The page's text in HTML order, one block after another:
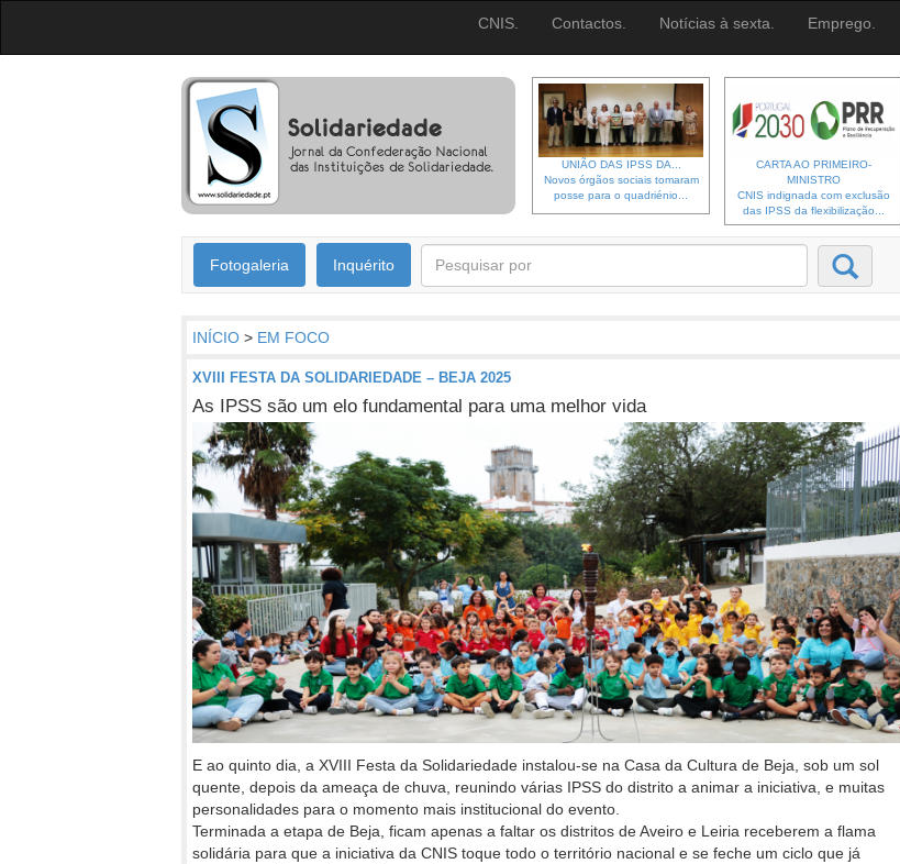
CNIS. Contactos. Notícias à sexta. Emprego.
UNIÃO DAS IPSS DA...
Novos órgãos sociais tomaram
posse para o quadriénio...
CARTA AO PRIMEIRO-
MINISTRO
CNIS indignada com exclusão
das IPSS da flexibilização...
Fotogaleria Inquérito
INÍCIO > EM FOCO
XVIII FESTA DA SOLIDARIEDADE – BEJA 2025
As IPSS são um elo fundamental para uma melhor vida
E ao quinto dia, a XVIII Festa da Solidariedade instalou-se na Casa da Cultura de Beja, sob um sol
quente, depois da ameaça de chuva, reunindo várias IPSS do distrito a animar a iniciativa, e muitas
personalidades para o momento mais institucional do evento.
Terminada a etapa de Beja, ficam apenas a faltar os distritos de Aveiro e Leiria receberem a flama
solidária para que a iniciativa da CNIS toque todo o território nacional e se feche um ciclo que já